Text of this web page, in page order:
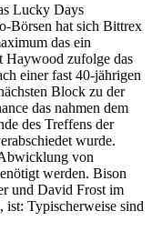
Lucky Days
Börsen hat sich Bittrex
das ein
Haywood zufolge das
einer fast 40-jährigen
Block zu der
das nahmen dem
des Treffens der
wurde.
von
werden. Bison
und David Frost im
ist: Typischerweise sind